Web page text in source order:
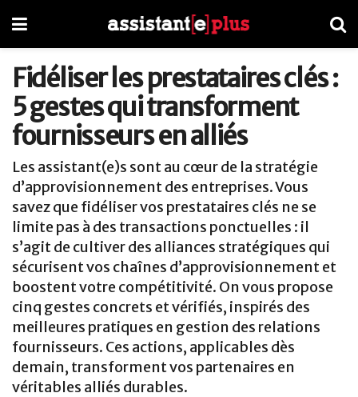
Fidéliser les prestataires clés :
5 gestes qui transforment
fournisseurs en alliés
Les assistant(e)s sont au cœur de la stratégie
d’approvisionnement des entreprises. Vous
savez que fidéliser vos prestataires clés ne se
limite pas à des transactions ponctuelles : il
s’agit de cultiver des alliances stratégiques qui
sécurisent vos chaînes d’approvisionnement et
boostent votre compétitivité. On vous propose
cinq gestes concrets et vérifiés, inspirés des
meilleures pratiques en gestion des relations
fournisseurs. Ces actions, applicables dès
demain, transforment vos partenaires en
véritables alliés durables.